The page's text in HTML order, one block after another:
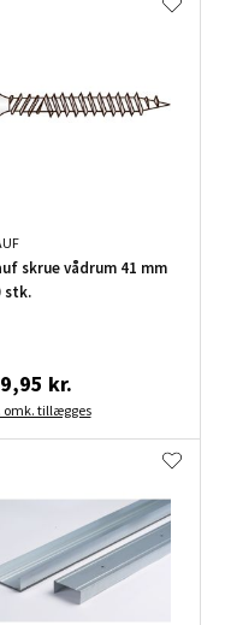
skrue vådrum 41 mm
stk.
kr.
omk. tillægges